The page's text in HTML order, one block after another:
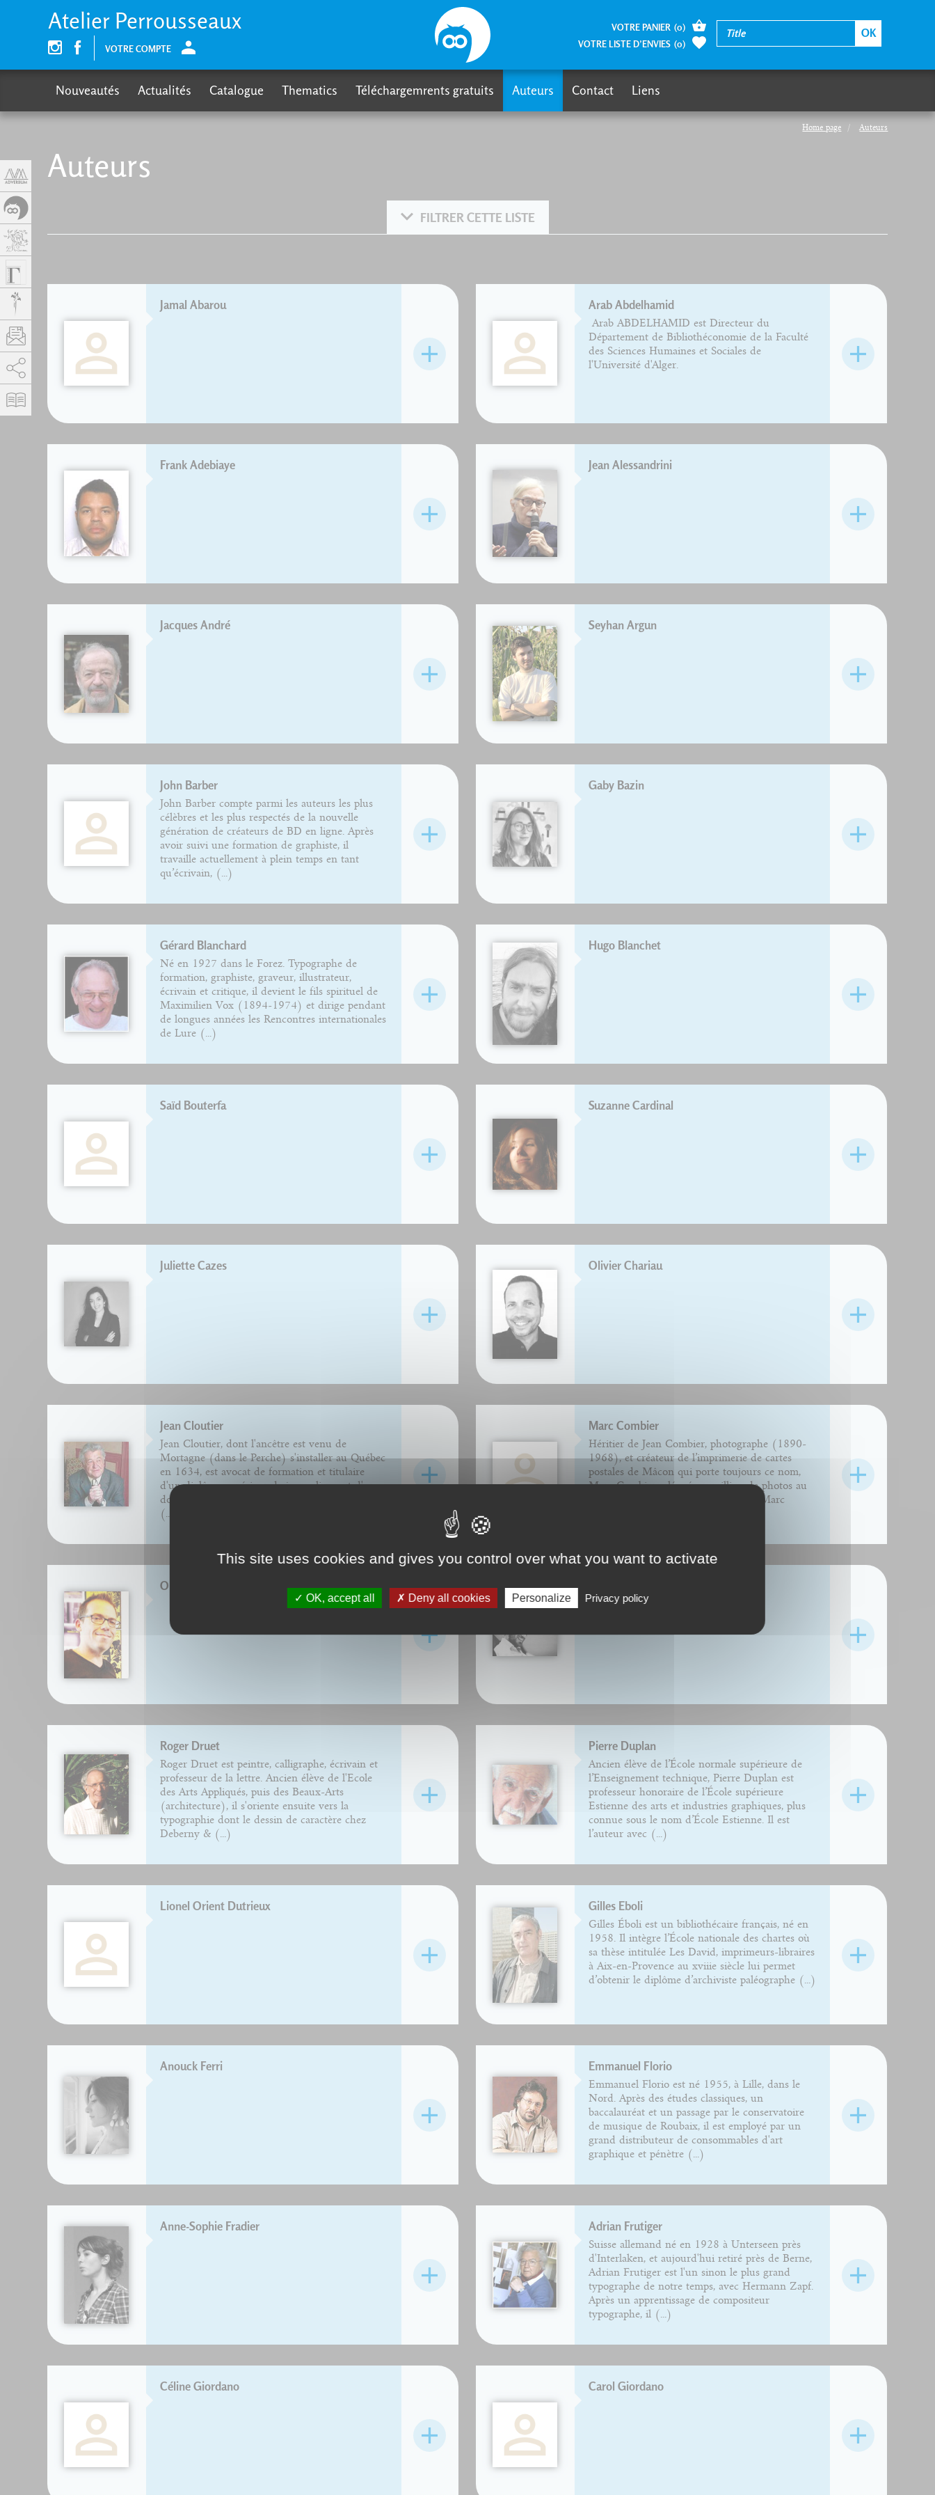
Home page Auteurs
Auteurs
FILTRER CETTE LISTE
Jamal Abarou Arab Abdelhamid
Arab ABDELHAMID est Directeur du
Département de Bibliothéconomie de la Faculté
des Sciences Humaines et Sociales de
l'Université d'Alger.
Frank Adebiaye Jean Alessandrini
Jacques André Seyhan Argun
John Barber
John Barber compte parmi les auteurs les plus
célèbres et les plus respectés de la nouvelle
génération de créateurs de BD en ligne. Après
avoir suivi une formation de graphiste, il
travaille actuellement à plein temps en tant
qu’écrivain, (...)
Gaby Bazin
Gérard Blanchard
Né en 1927 dans le Forez. Typographe de
formation, graphiste, graveur, illustrateur,
écrivain et critique, il devient le fils spirituel de
Maximilien Vox (1894-1974) et dirige pendant
de longues années les Rencontres internationales
de Lure (...)
Hugo Blanchet
Saïd Bouterfa Suzanne Cardinal
Juliette Cazes Olivier Chariau
Jean Cloutier
Jean Cloutier, dont l'ancêtre est venu de
Mortagne (dans le Perche) s'installer au Québec
en 1634, est avocat de formation et titulaire
d'un diplôme supérieur de journalisme et d'un
doctorat d'État. Il a travaillé à la radio-télévision
(...)
Marc Combier
Héritier de Jean Combier, photographe (1890-
1968), et créateur de l’imprimerie de cartes
postales de Mâcon qui porte toujours ce nom,
Marc Combier a légué un million de photos au
musée Niépce de Chalon-sur-Saône. Marc
Olivier DELOYE
Roger Druet
Roger Druet est peintre, calligraphe, écrivain et
professeur de la lettre. Ancien élève de l'Ecole
des Arts Appliqués, puis des Beaux-Arts
(architecture), il s'oriente ensuite vers la
typographie dont le dessin de caractère chez
Deberny & (...)
Pierre Duplan
Ancien élève de l’École normale supérieure de
l’Enseignement technique, Pierre Duplan est
professeur honoraire de l’École supérieure
Estienne des arts et industries graphiques, plus
connue sous le nom d’École Estienne. Il est
l’auteur avec (...)
Lionel Orient Dutrieux Gilles Eboli
Gilles Éboli est un bibliothécaire français, né en
1958. Il intègre l’École nationale des chartes où
sa thèse intitulée Les David, imprimeurs-libraires
à Aix-en-Provence au xviiie siècle lui permet
d’obtenir le diplôme d’archiviste paléographe (...)
Anouck Ferri Emmanuel Florio
Emmanuel Florio est né 1955, à Lille, dans le
Nord. Après des études classiques, un
baccalauréat et un passage par le conservatoire
de musique de Roubaix, il est employé par un
grand distributeur de consommables d'art
graphique et pénètre (...)
Anne-Sophie Fradier Adrian Frutiger
Suisse allemand né en 1928 à Unterseen près
d'Interlaken, et aujourd'hui retiré près de Berne,
Adrian Frutiger est l'un sinon le plus grand
typographe de notre temps, avec Hermann Zapf.
Après un apprentissage de compositeur
typographe, il (...)
Céline Giordano Carol Giordano
Atelier Perrousseaux
VOTRE COMPTE
VOTRE PANIER (0)
VOTRE LISTE D’ENVIES (0)
Nouveautés Actualités Catalogue Thematics Téléchargemrents gratuits Auteurs Contact Liens
AddThis is disabled. Allow
Cookies management panel
This site uses cookies and gives you control over what you want to activate
OK, accept all Deny all cookies Personalize Privacy policy